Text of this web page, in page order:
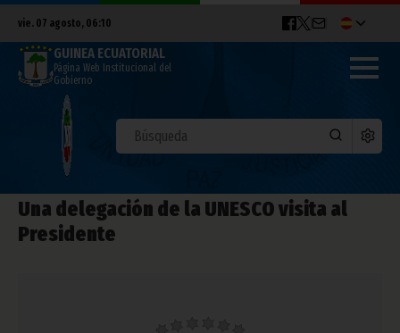
vie. 07 agosto, 06:10
GUINEA ECUATORIAL
Página Web Institucional del
Gobierno
Una delegación de la UNESCO visita al
Presidente